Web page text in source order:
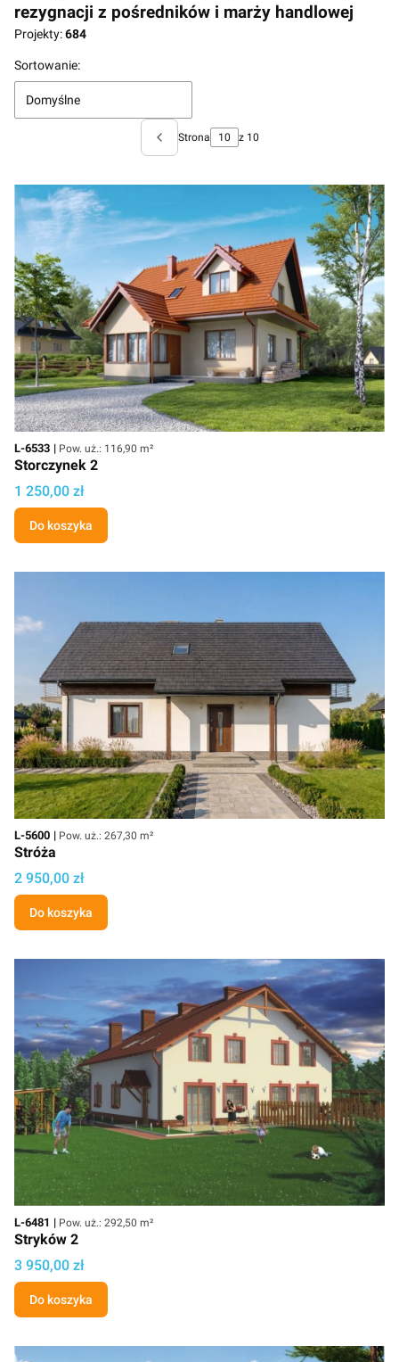
rezygnacji z pośredników i marży handlowej
Projekty:684
Lista produktów
Sortowanie:
Domyślne
Poprzednie produkty
Strona z 10
Kod
L-6533 Powierzchnia użytkowa
Pow. uż.: 116,90 m²
Storczynek 2
Cena projektu
1 250,00 zł
Do koszyka
Kod
L-5600 Powierzchnia użytkowa
Pow. uż.: 267,30 m²
Stróża
Cena
2 950,00 zł
Do koszyka
Kod
L-6481 Powierzchnia użytkowa
Pow. uż.: 292,50 m²
Stryków 2
Cena
3 950,00 zł
Do koszyka